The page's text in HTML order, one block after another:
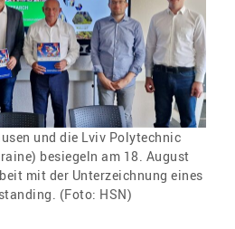
und die Lviv Polytechnic
besiegeln am 18. August
mit der Unterzeichnung eines
(Foto: HSN)